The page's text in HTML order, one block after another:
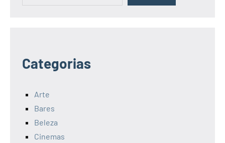
Categorias
Arte
Bares
Beleza
Cinemas